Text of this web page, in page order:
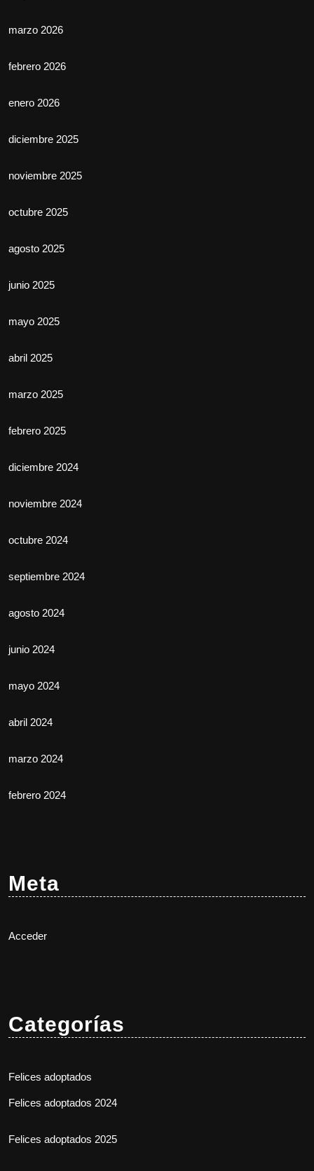
marzo 2026
febrero 2026
enero 2026
diciembre 2025
noviembre 2025
octubre 2025
agosto 2025
junio 2025
mayo 2025
abril 2025
marzo 2025
febrero 2025
diciembre 2024
noviembre 2024
octubre 2024
septiembre 2024
agosto 2024
junio 2024
mayo 2024
abril 2024
marzo 2024
febrero 2024
Meta
Acceder
Categorías
Felices adoptados
Felices adoptados 2024
Felices adoptados 2025